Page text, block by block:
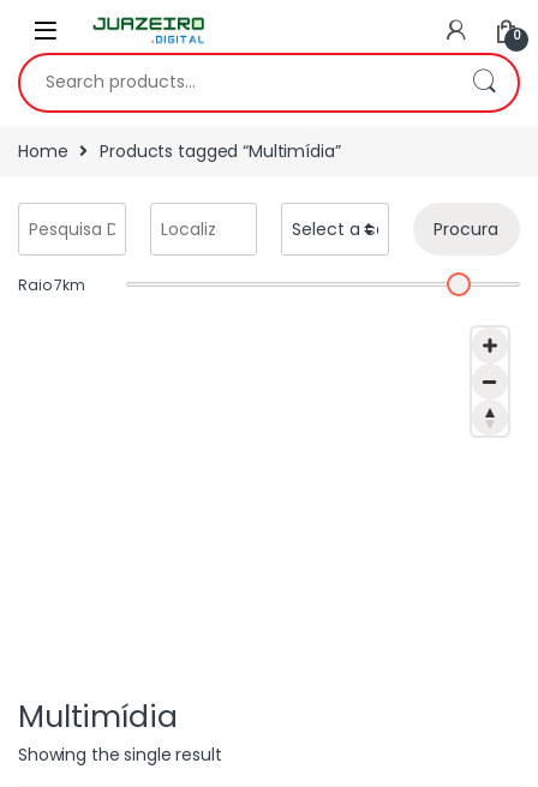
0
Home Products tagged “Multimídia”
Procura
Raio7km
Multimídia
Showing the single result